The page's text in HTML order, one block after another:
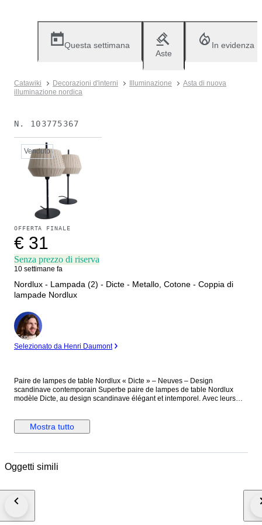
Questa settimana
Aste
In evidenza
Catawiki Decorazioni d'interni Illuminazione
Asta di nuova
illuminazione nordica
N. 103775367
Venduto
OFFERTA FINALE
€ 31
Senza prezzo di riserva
10 settimane fa
Nordlux - Lampada (2) - Dicte - Metallo, Cotone - Coppia di
lampade Nordlux
Esperto
Selezionato da Henri Daumont
Paire de lampes de table Nordlux « Dicte » – Neuves – Design
scandinave contemporain Superbe paire de lampes de table Nordlux
modèle Dicte, au design scandinave élégant et intemporel. Avec leurs
noir mat et des abat-jour plissés en textile beige crée une ambiance
douce, chaleureuse et raffinée. Leur style s’intègre parfaitement dans : un
chambre élégante, ou un espace de lecture cosy. Les abat-jour diffusent
atmosphère apaisante et sophistiquée. Marque Nordlux Modèle Dicte
techniques Douille : E14 Max. 40W Usage intérieur Interrupteur sur câble
observer les photos qui font partie intégrante de la description. Contenu
Mostra tutto
Oggetti simili